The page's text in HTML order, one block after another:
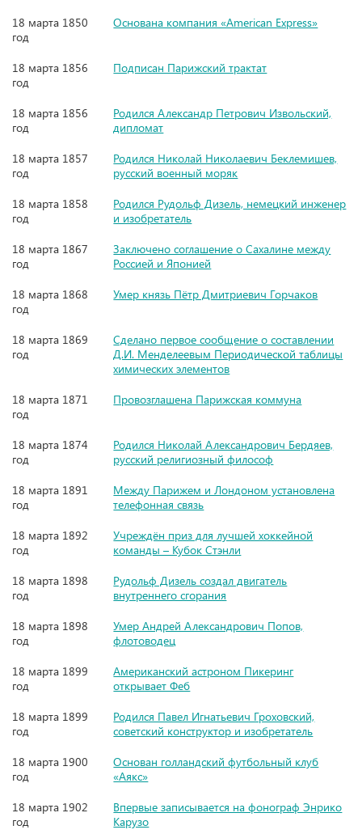
18 марта 1850
год
Основана компания «American Express»
18 марта 1856
год
Подписан Парижский трактат
18 марта 1856
год
Родился Александр Петрович Извольский,
дипломат
18 марта 1857
год
Родился Николай Николаевич Беклемишев,
русский военный моряк
18 марта 1858
год
Родился Рудольф Дизель, немецкий инженер
и изобретатель
18 марта 1867
год
Заключено соглашение о Сахалине между
Россией и Японией
18 марта 1868
год
Умер князь Пётр Дмитриевич Горчаков
18 марта 1869
год
Сделано первое сообщение о составлении
Д.И. Менделеевым Периодической таблицы
химических элементов
18 марта 1871
год
Провозглашена Парижская коммуна
18 марта 1874
год
Родился Николай Александрович Бердяев,
русский религиозный философ
18 марта 1891
год
Между Парижем и Лондоном установлена
телефонная связь
18 марта 1892
год
Учреждён приз для лучшей хоккейной
команды – Кубок Стэнли
18 марта 1898
год
Рудольф Дизель создал двигатель
внутреннего сгорания
18 марта 1898
год
Умер Андрей Александрович Попов,
флотоводец
18 марта 1899
год
Американский астроном Пикеринг
открывает Феб
18 марта 1899
год
Родился Павел Игнатьевич Гроховский,
советский конструктор и изобретатель
18 марта 1900
год
Основан голландский футбольный клуб
«Аякс»
18 марта 1902
год
Впервые записывается на фонограф Энрико
Карузо